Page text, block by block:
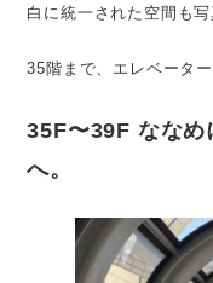
白に統一された空間も
35階まで、エレベータ
35F〜39F ななめ
へ。